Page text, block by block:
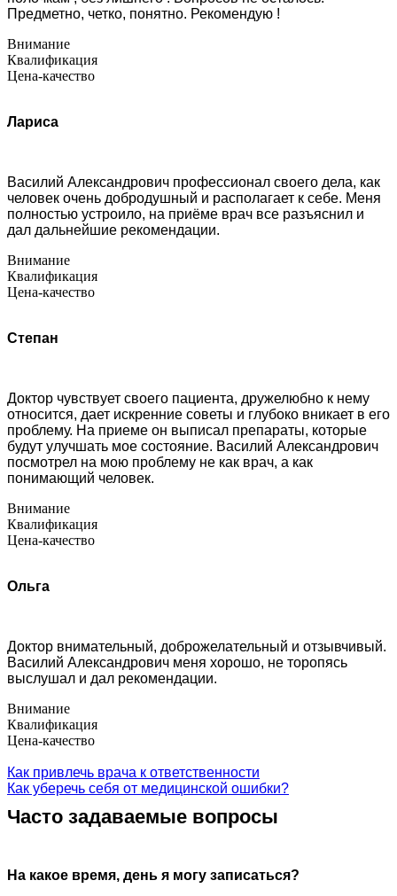
Предметно, четко, понятно. Рекомендую !
Внимание
Квалификация
Цена-качество
Лариса
Василий Александрович профессионал своего дела, как
человек очень добродушный и располагает к себе. Меня
полностью устроило, на приёме врач все разъяснил и
дал дальнейшие рекомендации.
Внимание
Квалификация
Цена-качество
Степан
Доктор чувствует своего пациента, дружелюбно к нему
относится, дает искренние советы и глубоко вникает в его
проблему. На приеме он выписал препараты, которые
будут улучшать мое состояние. Василий Александрович
посмотрел на мою проблему не как врач, а как
понимающий человек.
Внимание
Квалификация
Цена-качество
Ольга
Доктор внимательный, доброжелательный и отзывчивый.
Василий Александрович меня хорошо, не торопясь
выслушал и дал рекомендации.
Внимание
Квалификация
Цена-качество
Как привлечь врача к ответственности
Как уберечь себя от медицинской ошибки?
Часто задаваемые вопросы
На какое время, день я могу записаться?